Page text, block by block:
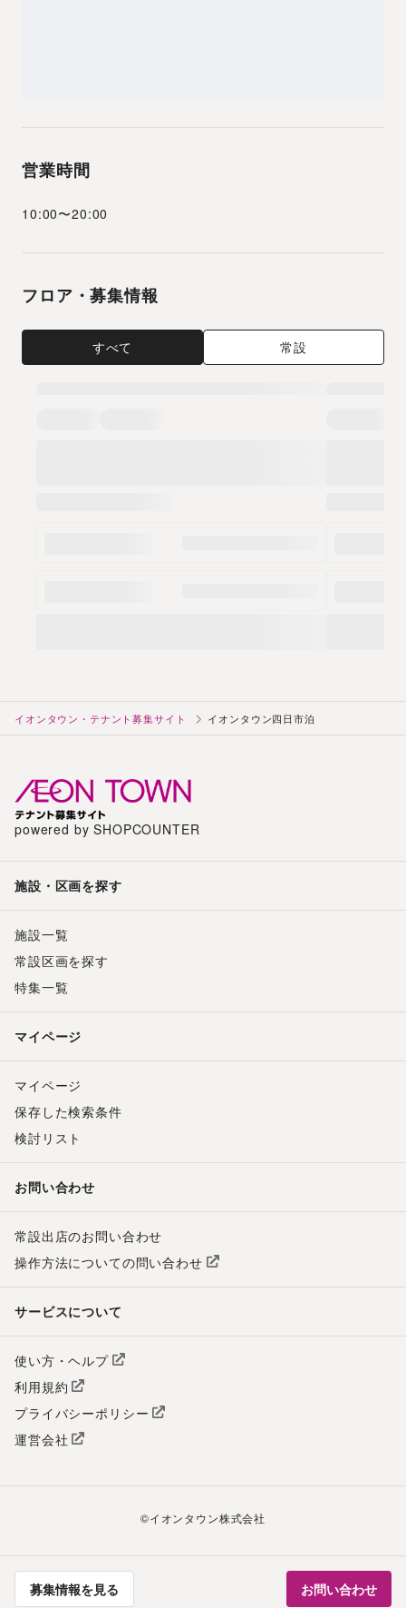
営業時間
10:00〜20:00
募集情報を見る お問い合わせ
フロア・募集情報
すべて 常設
イオンタウン・テナント募集サイト イオンタウン四日市泊
powered by SHOPCOUNTER
施設・区画を探す
施設一覧
常設区画を探す
特集一覧
マイページ
マイページ
保存した検索条件
検討リスト
お問い合わせ
常設出店のお問い合わせ
操作方法についての問い合わせ
サービスについて
使い方・ヘルプ
利用規約
プライバシーポリシー
運営会社
©イオンタウン株式会社